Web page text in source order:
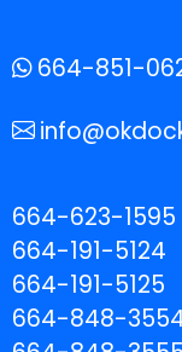
664-851-
664-623-1595
664-191-5124
664-191-5125
664-848-